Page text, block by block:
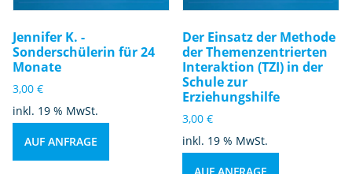
Jennifer K. -
Sonderschülerin für 24
Monate
3,00 €
inkl. 19 % MwSt.
AUF ANFRAGE
Der Einsatz der Methode
der Themenzentrierten
Interaktion (TZI) in der
Schule zur
Erziehungshilfe
3,00€
inkl. 19 % MwSt.